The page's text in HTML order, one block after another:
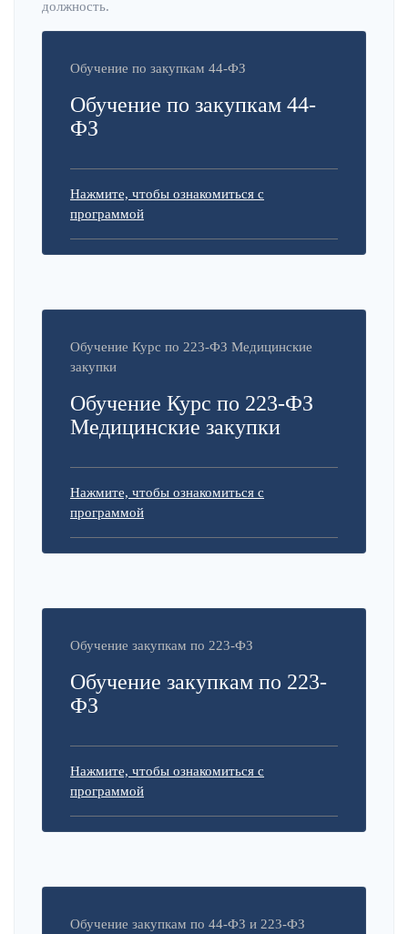
должность.
Обучение по закупкам 44-ФЗ
Обучение по закупкам 44-
ФЗ
Нажмите, чтобы ознакомиться с
программой
Обучение Курс по 223-ФЗ Медицинские
закупки
Обучение Курс по 223-ФЗ
Медицинские закупки
Нажмите, чтобы ознакомиться с
программой
Обучение закупкам по 223-ФЗ
Обучение закупкам по 223-
ФЗ
Нажмите, чтобы ознакомиться с
программой
Обучение закупкам по 44-ФЗ и 223-ФЗ